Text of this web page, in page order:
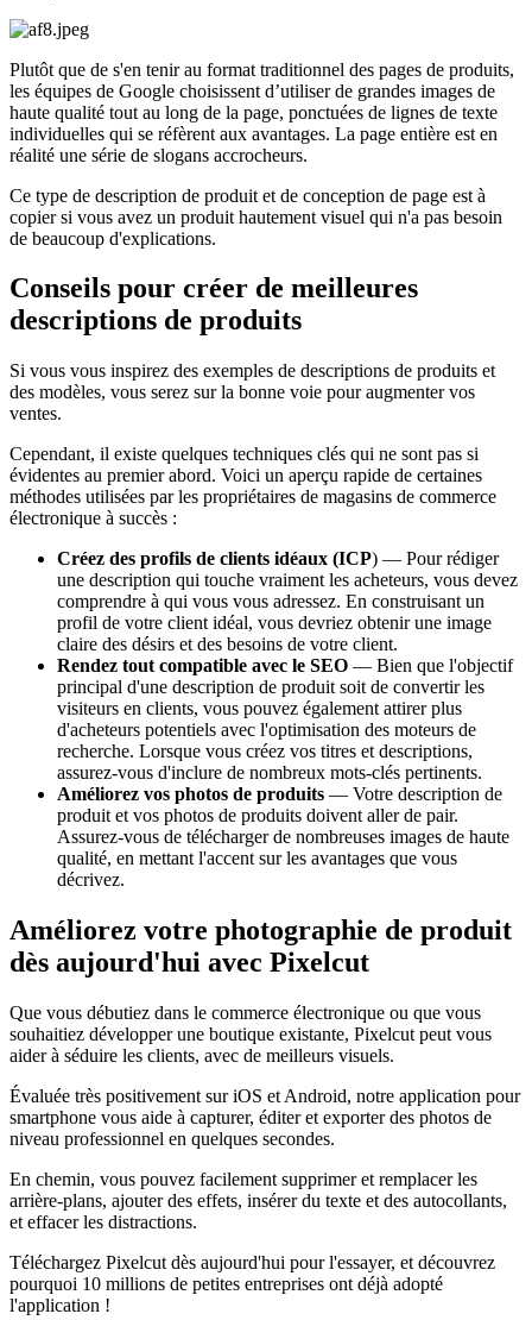
Plutôt que de s'en tenir au format traditionnel des pages de produits,
les équipes de Google choisissent d’utiliser de grandes images de
haute qualité tout au long de la page, ponctuées de lignes de texte
individuelles qui se réfèrent aux avantages. La page entière est en
réalité une série de slogans accrocheurs.
Ce type de description de produit et de conception de page est à
copier si vous avez un produit hautement visuel qui n'a pas besoin
de beaucoup d'explications.
Conseils pour créer de meilleures
descriptions de produits
Si vous vous inspirez des exemples de descriptions de produits et
des modèles, vous serez sur la bonne voie pour augmenter vos
ventes.
Cependant, il existe quelques techniques clés qui ne sont pas si
évidentes au premier abord. Voici un aperçu rapide de certaines
méthodes utilisées par les propriétaires de magasins de commerce
électronique à succès :
Créez des profils de clients idéaux (ICP) — Pour rédiger
une description qui touche vraiment les acheteurs, vous devez
comprendre à qui vous vous adressez. En construisant un
profil de votre client idéal, vous devriez obtenir une image
claire des désirs et des besoins de votre client.
Rendez tout compatible avec le SEO — Bien que l'objectif
principal d'une description de produit soit de convertir les
visiteurs en clients, vous pouvez également attirer plus
d'acheteurs potentiels avec l'optimisation des moteurs de
recherche. Lorsque vous créez vos titres et descriptions,
assurez-vous d'inclure de nombreux mots-clés pertinents.
Améliorez vos photos de produits — Votre description de
produit et vos photos de produits doivent aller de pair.
Assurez-vous de télécharger de nombreuses images de haute
qualité, en mettant l'accent sur les avantages que vous
décrivez.
Améliorez votre photographie de produit
dès aujourd'hui avec Pixelcut
Que vous débutiez dans le commerce électronique ou que vous
souhaitiez développer une boutique existante, Pixelcut peut vous
aider à séduire les clients, avec de meilleurs visuels.
Évaluée très positivement sur iOS et Android, notre application pour
smartphone vous aide à capturer, éditer et exporter des photos de
niveau professionnel en quelques secondes.
En chemin, vous pouvez facilement supprimer et remplacer les
arrière-plans, ajouter des effets, insérer du texte et des autocollants,
et effacer les distractions.
Téléchargez Pixelcut dès aujourd'hui pour l'essayer, et découvrez
pourquoi 10 millions de petites entreprises ont déjà adopté
l'application !